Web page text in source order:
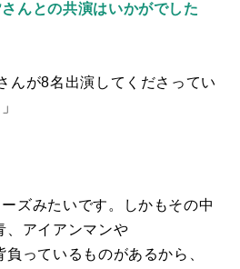
んとの共演はいかがでした
んが8名出演してくださってい
ズみたいです。しかもその中
、アイアンマンや
負っているものがあるから、